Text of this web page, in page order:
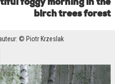
foggy morning in the
birch trees forest
© Piotr Krzeslak